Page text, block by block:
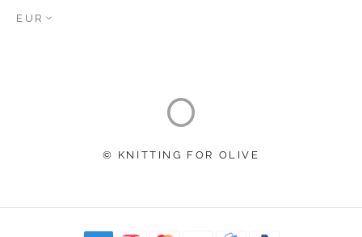
EUR
© KNITTING FOR OLIVE